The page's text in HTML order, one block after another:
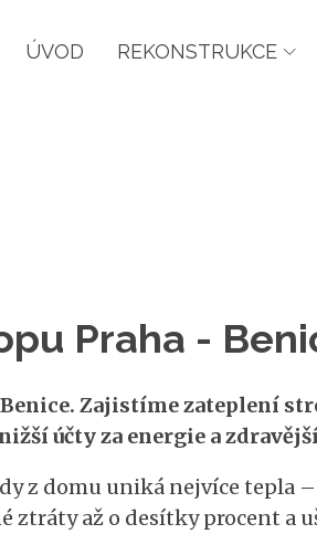
ÚVOD REKONSTRUKCE
Praha -
Zajistíme zateplení
účty za energie a
z domu uniká nejvíce tepla
ztráty až o desítky procent a